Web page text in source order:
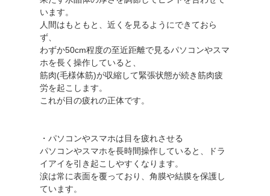
います。
人間はもともと、近くを見るようにできておら
ず、
わずか50cm程度の至近距離で見るパソコンやスマ
ホを長く操作していると、
筋肉(毛様体筋)が収縮して緊張状態が続き筋肉疲
労を起こします。
これが目の疲れの正体です。
・パソコンやスマホは目を疲れさせる
パソコンやスマホを長時間操作していると、ドラ
イアイを引き起こしやすくなります。
涙は常に表面を覆っており、角膜や結膜を保護し
ています。